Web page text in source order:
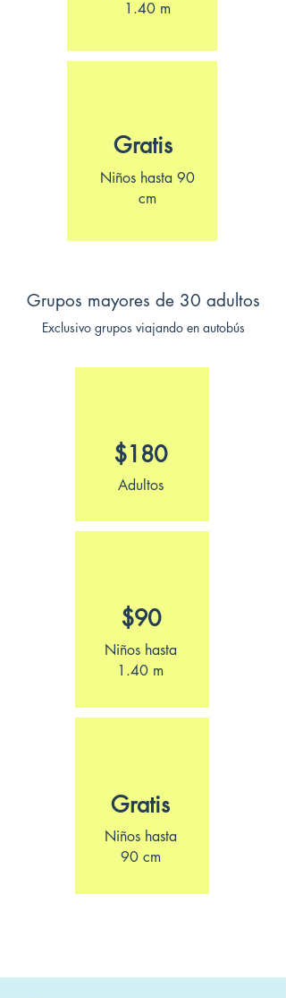
1.40 m
Gratis
Niños hasta 90
cm
Grupos mayores de 30 adultos
Exclusivo grupos viajando en autobús
$180
Adultos
$90
Niños hasta
1.40 m
Gratis
Niños hasta
90 cm